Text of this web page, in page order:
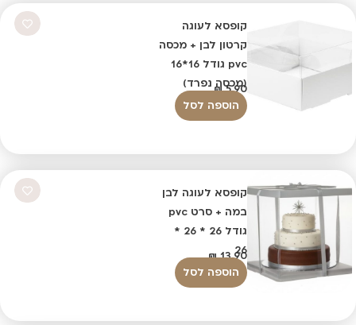
קופסא לעוגה
קרטון לבן + מכסה
pvc גודל 16*16
(מכסה נפרד)
₪5.90
הוספה לסל
קופסא לעוגה לבן
במה + סרט pvc
גודל 26 * 26 *
26
₪13.90
הוספה לסל